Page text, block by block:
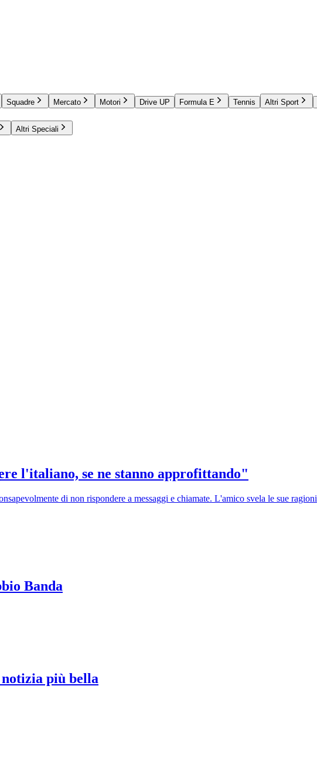
Squadre Mercato Motori Drive UP Formula E Tennis Altri Sport
Altri Speciali
l'italiano, se ne stanno approfittando"
di non rispondere a messaggi e chiamate. L'amico svela le sue ragioni
Banda
più bella